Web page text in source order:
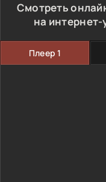
Смотреть
на
Плеер 1